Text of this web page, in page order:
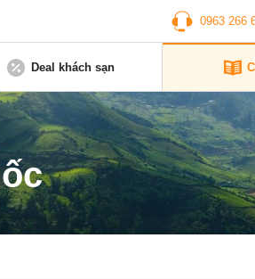
0963 266
Deal khách sạn